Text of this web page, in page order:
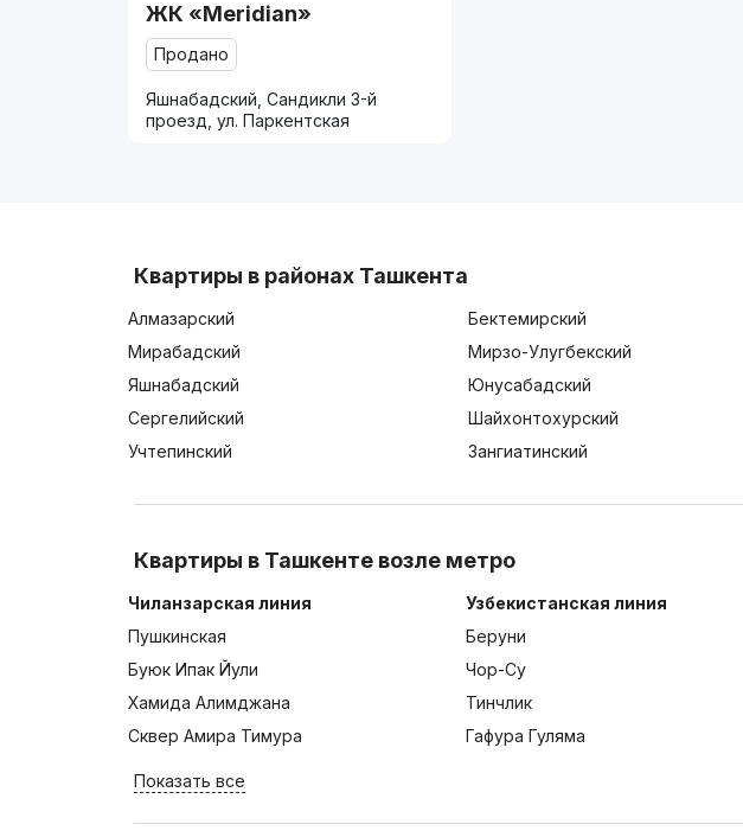
ЖК «Meridian»
Продано
Яшнабадский, Сандикли 3-й
проезд, ул. Паркентская
Квартиры в районах Ташкента
Алмазарский Бектемирский
Мирабадский
Мирзо-Улугбекский
Яшнабадский
Юнусабадский
Сергелийский
Шайхонтохурский
Учтепинский
Зангиатинский
Квартиры в Ташкенте возле метро
Чиланзарская линия
Пушкинская
Буюк Ипак Йули
Хамида Алимджана
Сквер Амира Тимура
Узбекистанская линия
Беруни
Чор-Су
Тинчлик
Гафура Гуляма
Показать все